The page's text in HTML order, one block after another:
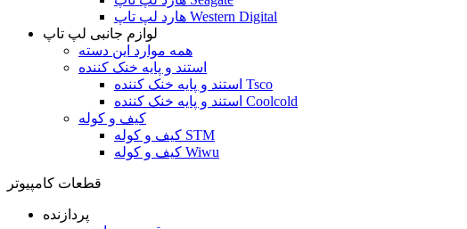
هارد لپ تاپ Western Digital
لوازم جانبی لپ تاپ
همه موارد این دسته
استند و پایه خنک کننده
استند و پایه خنک کننده Tsco
استند و پایه خنک کننده Coolcold
کیف و کوله
کیف و کوله STM
کیف و کوله Wiwu
قطعات کامپیوتر
پردازنده